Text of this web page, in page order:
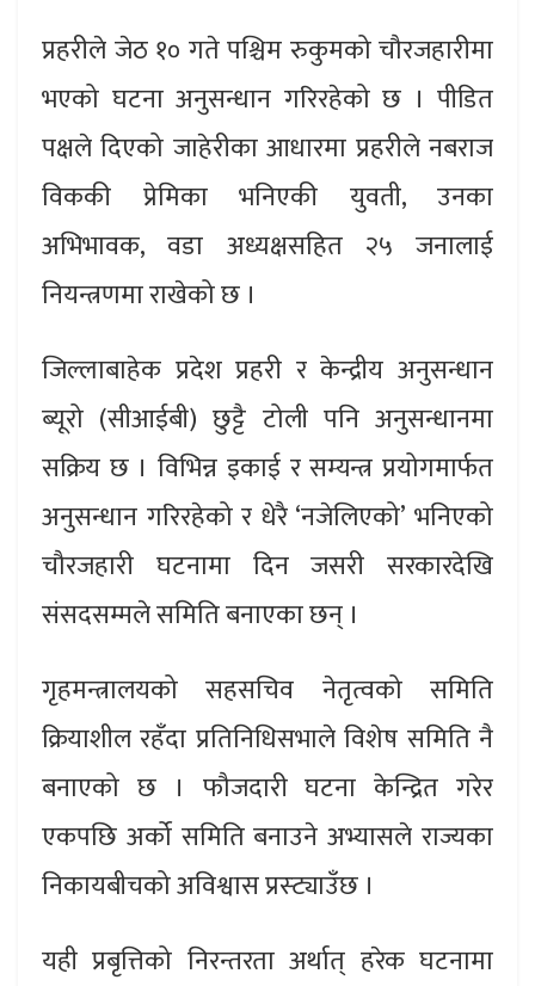
प्रहरीले जेठ १० गते पश्चिम रुकुमको चौरजहारीमा
भएको घटना अनुसन्धान गरिरहेको छ । पीडित
पक्षले दिएको जाहेरीका आधारमा प्रहरीले नबराज
विककी प्रेमिका भनिएकी युवती, उनका
अभिभावक, वडा अध्यक्षसहित २५ जनालाई
नियन्त्रणमा राखेको छ ।
जिल्लाबाहेक प्रदेश प्रहरी र केन्द्रीय अनुसन्धान
ब्यूरो (सीआईबी) छुट्टै टोली पनि अनुसन्धानमा
सक्रिय छ । विभिन्न इकाई र सम्यन्त्र प्रयोगमार्फत
अनुसन्धान गरिरहेको र धेरै ‘नजेलिएको’ भनिएको
चौरजहारी घटनामा दिन जसरी सरकारदेखि
संसदसम्मले समिति बनाएका छन् ।
गृहमन्त्रालयको सहसचिव नेतृत्वको समिति
क्रियाशील रहँदा प्रतिनिधिसभाले विशेष समिति नै
बनाएको छ । फौजदारी घटना केन्द्रित गरेर
एकपछि अर्को समिति बनाउने अभ्यासले राज्यका
निकायबीचको अविश्वास प्रस्ट्याउँछ ।
यही प्रबृत्तिको निरन्तरता अर्थात् हरेक घटनामा